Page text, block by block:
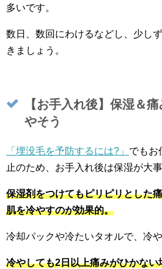
多いです。
数日、数回にわけるなどし、少し
きましょう。
【お手入れ後】保湿＆
やそう
「埋没毛を予防するには?」 でもお
止のため、お手入れ後は保湿が大
保湿剤をつけてもピリピリとした
肌を冷やすのが効果的。
冷却パックや冷たいタオルで、冷
冷やしても2日以上痛みがひかな